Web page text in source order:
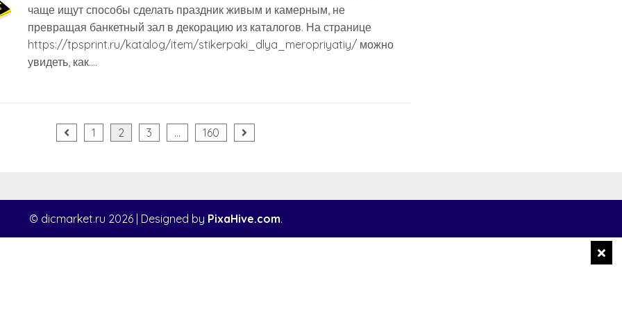
чаще ищут способы сделать праздник живым и камерным, не
превращая банкетный зал в декорацию из каталогов. На странице
https://tpsprint.ru/katalog/item/stikerpaki_dlya_meropriyatiy/ можно
увидеть, как….
1 2 3 … 160
© dicmarket.ru 2026 Designed by PixaHive.com.